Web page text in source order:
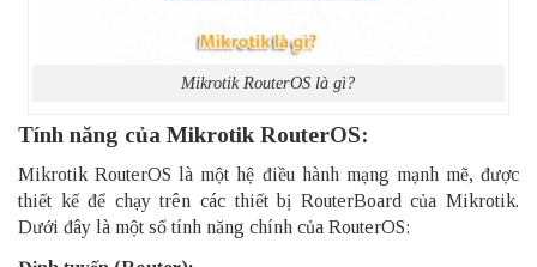
Mikrotik RouterOS là gì?
Tính năng của Mikrotik RouterOS:
Mikrotik RouterOS là một hệ điều hành mạng mạnh mẽ, được
thiết kế để chạy trên các thiết bị RouterBoard của Mikrotik.
Dưới đây là một số tính năng chính của RouterOS: